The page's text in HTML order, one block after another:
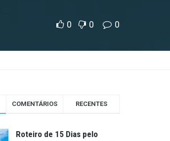
0 0 0
COMENTÁRIOS RECENTES
Roteiro de 15 Dias pelo